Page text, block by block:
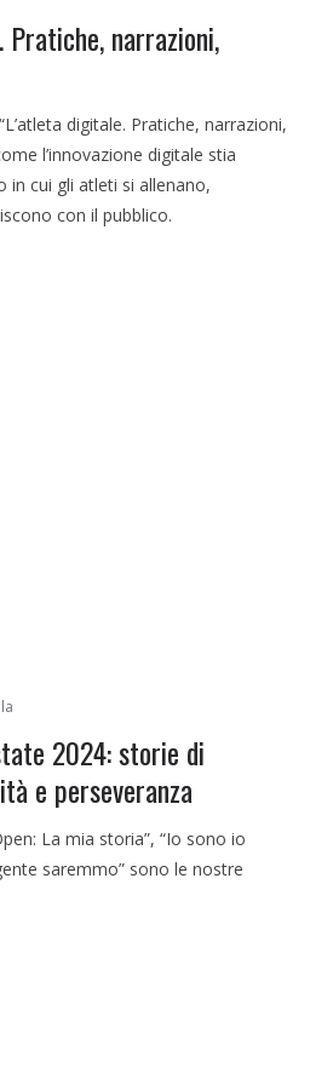
Pratiche, narrazioni,
digitale. Pratiche, narrazioni,
l’innovazione digitale stia
cui gli atleti si allenano,
con il pubblico.
2024: storie di
e perseveranza
La mia storia”, “Io sono io
saremmo” sono le nostre